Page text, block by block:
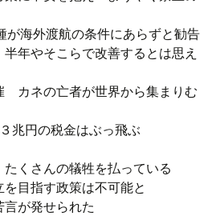
海外渡航の条件にあらずと勧告
年やそこらで改善するとは思え
カネの亡者が世界から集まりむ
兆円の税金はぶっ飛ぶ
くさんの犠牲を払っている
目指す政策は不可能と
言が発せられた